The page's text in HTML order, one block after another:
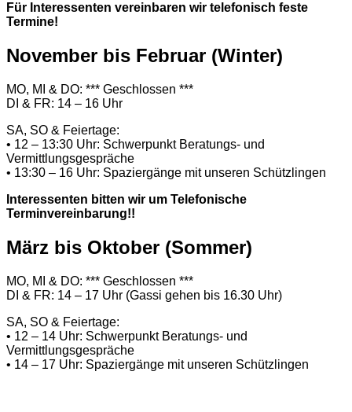
Für Interessenten vereinbaren wir telefonisch feste
Termine!
November bis Februar (Winter)
MO, MI & DO: *** Geschlossen ***
DI & FR: 14 – 16 Uhr
SA, SO & Feiertage:
• 12 – 13:30 Uhr: Schwerpunkt Beratungs- und
Vermittlungsgespräche
• 13:30 – 16 Uhr: Spaziergänge mit unseren Schützlingen
Interessenten bitten wir um Telefonische
Terminvereinbarung!!
März bis Oktober (Sommer)
MO, MI & DO: *** Geschlossen ***
DI & FR: 14 – 17 Uhr (Gassi gehen bis 16.30 Uhr)
SA, SO & Feiertage:
• 12 – 14 Uhr: Schwerpunkt Beratungs- und
Vermittlungsgespräche
• 14 – 17 Uhr: Spaziergänge mit unseren Schützlingen